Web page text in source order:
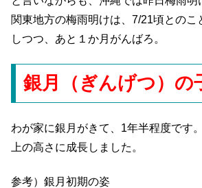
関東地方の梅雨明けは、7/21頃とのこ
しつつ、あと１か月がんばろ。
銀月（ぎんげつ）の
わが家に銀月がきて、1年半程度です
上の高さに成長しました。
参考）銀月初期の姿